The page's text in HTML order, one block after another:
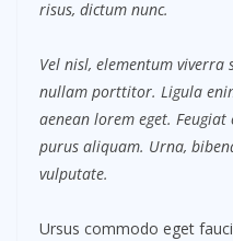
risus, dictum nunc.
Vel nisl, elementum viverra
nullam porttitor. Ligula
aenean lorem eget.
purus aliquam. Urna,
vulputate.
Ursus commodo eget